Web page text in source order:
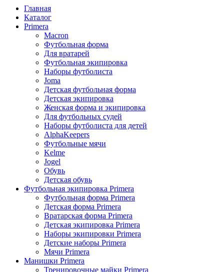
Главная
Каталог
Primera
Macron
Футбольная форма
Для вратарей
Футбольная экипировка
Наборы футболиста
Joma
Детская футбольная форма
Детская экипировка
Женская форма и экипировка
Для футбольных судей
Наборы футболиста для детей
AlphaKeepers
Футбольные мячи
Kelme
Jogel
Обувь
Детская обувь
Футбольная экипировка Primera
Футбольная форма Primera
Детская форма Primera
Вратарская форма Primera
Детская экипировка Primera
Наборы экипировки Primera
Детские наборы Primera
Мячи Primera
Манишки Primera
Тренировочные майки Primera